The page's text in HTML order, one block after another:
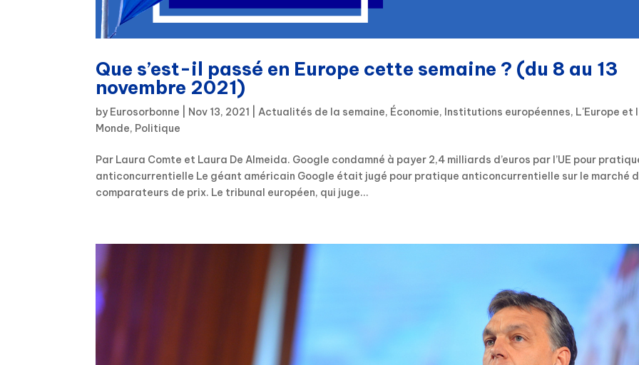
Que s’est-il passé en Europe cette semaine ? (du 8 au 13
novembre 2021)
by Eurosorbonne Nov 13, 2021 Actualités de la semaine, Économie, Institutions européennes, L'Europe et
Monde, Politique
Par Laura Comte et Laura De Almeida. Google condamné à payer 2,4 milliards d’euros par l’UE pour
anticoncurrentielle Le géant américain Google était jugé pour pratique anticoncurrentielle sur le marché
comparateurs de prix. Le tribunal européen, qui juge...